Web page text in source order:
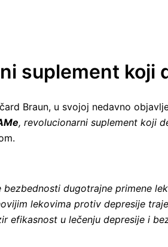
suplement koji
Braun, u svojoj nedavno
, revolucionarni suplement koji
dugotrajne primene
lekovima protiv depresije
efikasnost u lečenju depresije i